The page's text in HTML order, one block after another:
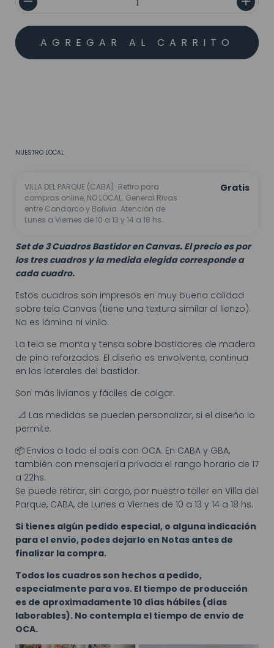
NUESTRO LOCAL
VILLA DEL PARQUE (CABA) Retiro para
compras online, NO LOCAL. General Rivas
entre Condarco y Bolivia. Atención de
Lunes a Viernes de 10 a 13 y 14 a 18 hs.
Gratis
Set de 3 Cuadros Bastidor en Canvas. El precio es por
los tres cuadros y la medida elegida corresponde a
cada cuadro.
Estos cuadros son impresos en muy buena calidad
sobre tela Canvas (tiene una textura similar al lienzo).
No es lámina ni vinilo.
La tela se monta y tensa sobre bastidores de madera
de pino reforzados. El diseño es envolvente, continua
en los laterales del bastidor.
Son más livianos y fáciles de colgar.
📐 Las medidas se pueden personalizar, si el diseño lo
permite.
📦 Envios a todo el país con OCA. En CABA y GBA,
también con mensajería privada el rango horario de 17
a 22hs.
Se puede retirar, sin cargo, por nuestro taller en Villa del
Parque, CABA, de Lunes a Viernes de 10 a 13 y 14 a 18 hs.
Si tienes algún pedido especial, o alguna indicación
para el envio, podes dejarlo en Notas antes de
finalizar la compra.
Todos los cuadros son hechos a pedido,
especialmente para vos. El tiempo de producción
es de aproximadamente 10 días hábiles (días
laborables). No contempla el tiempo de envio de
OCA.